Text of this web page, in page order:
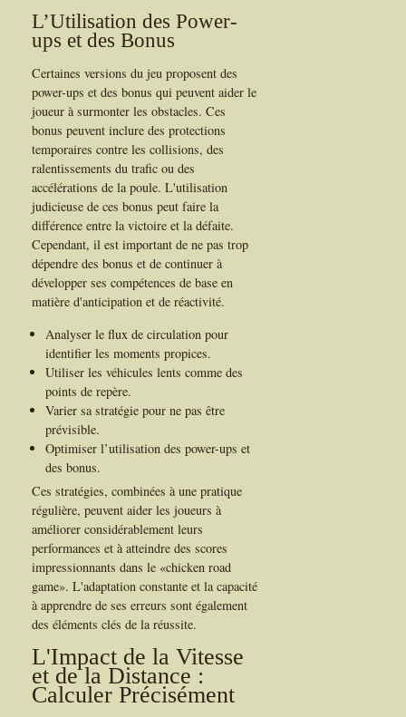
L’Utilisation des Power-
ups et des Bonus
Certaines versions du jeu proposent des
power-ups et des bonus qui peuvent aider le
joueur à surmonter les obstacles. Ces
bonus peuvent inclure des protections
temporaires contre les collisions, des
ralentissements du trafic ou des
accélérations de la poule. L'utilisation
judicieuse de ces bonus peut faire la
différence entre la victoire et la défaite.
Cependant, il est important de ne pas trop
dépendre des bonus et de continuer à
développer ses compétences de base en
matière d'anticipation et de réactivité.
Analyser le flux de circulation pour
identifier les moments propices.
Utiliser les véhicules lents comme des
points de repère.
Varier sa stratégie pour ne pas être
prévisible.
Optimiser l’utilisation des power-ups et
des bonus.
Ces stratégies, combinées à une pratique
régulière, peuvent aider les joueurs à
améliorer considérablement leurs
performances et à atteindre des scores
impressionnants dans le «chicken road
game». L'adaptation constante et la capacité
à apprendre de ses erreurs sont également
des éléments clés de la réussite.
L'Impact de la Vitesse
et de la Distance :
Calculer Précisément